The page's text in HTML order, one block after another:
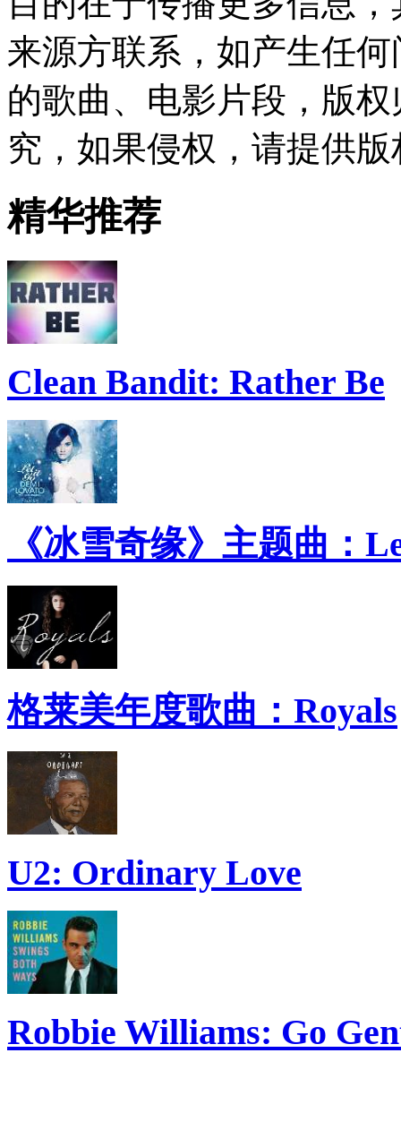
来源方联系，如产生任
的歌曲、电影片段，版
究，如果侵权，请提供
精华推荐
Clean Bandit: Rather Be
《冰雪奇缘》主题曲：
格莱美年度歌曲：Royals
U2: Ordinary Love
Robbie Williams: Go